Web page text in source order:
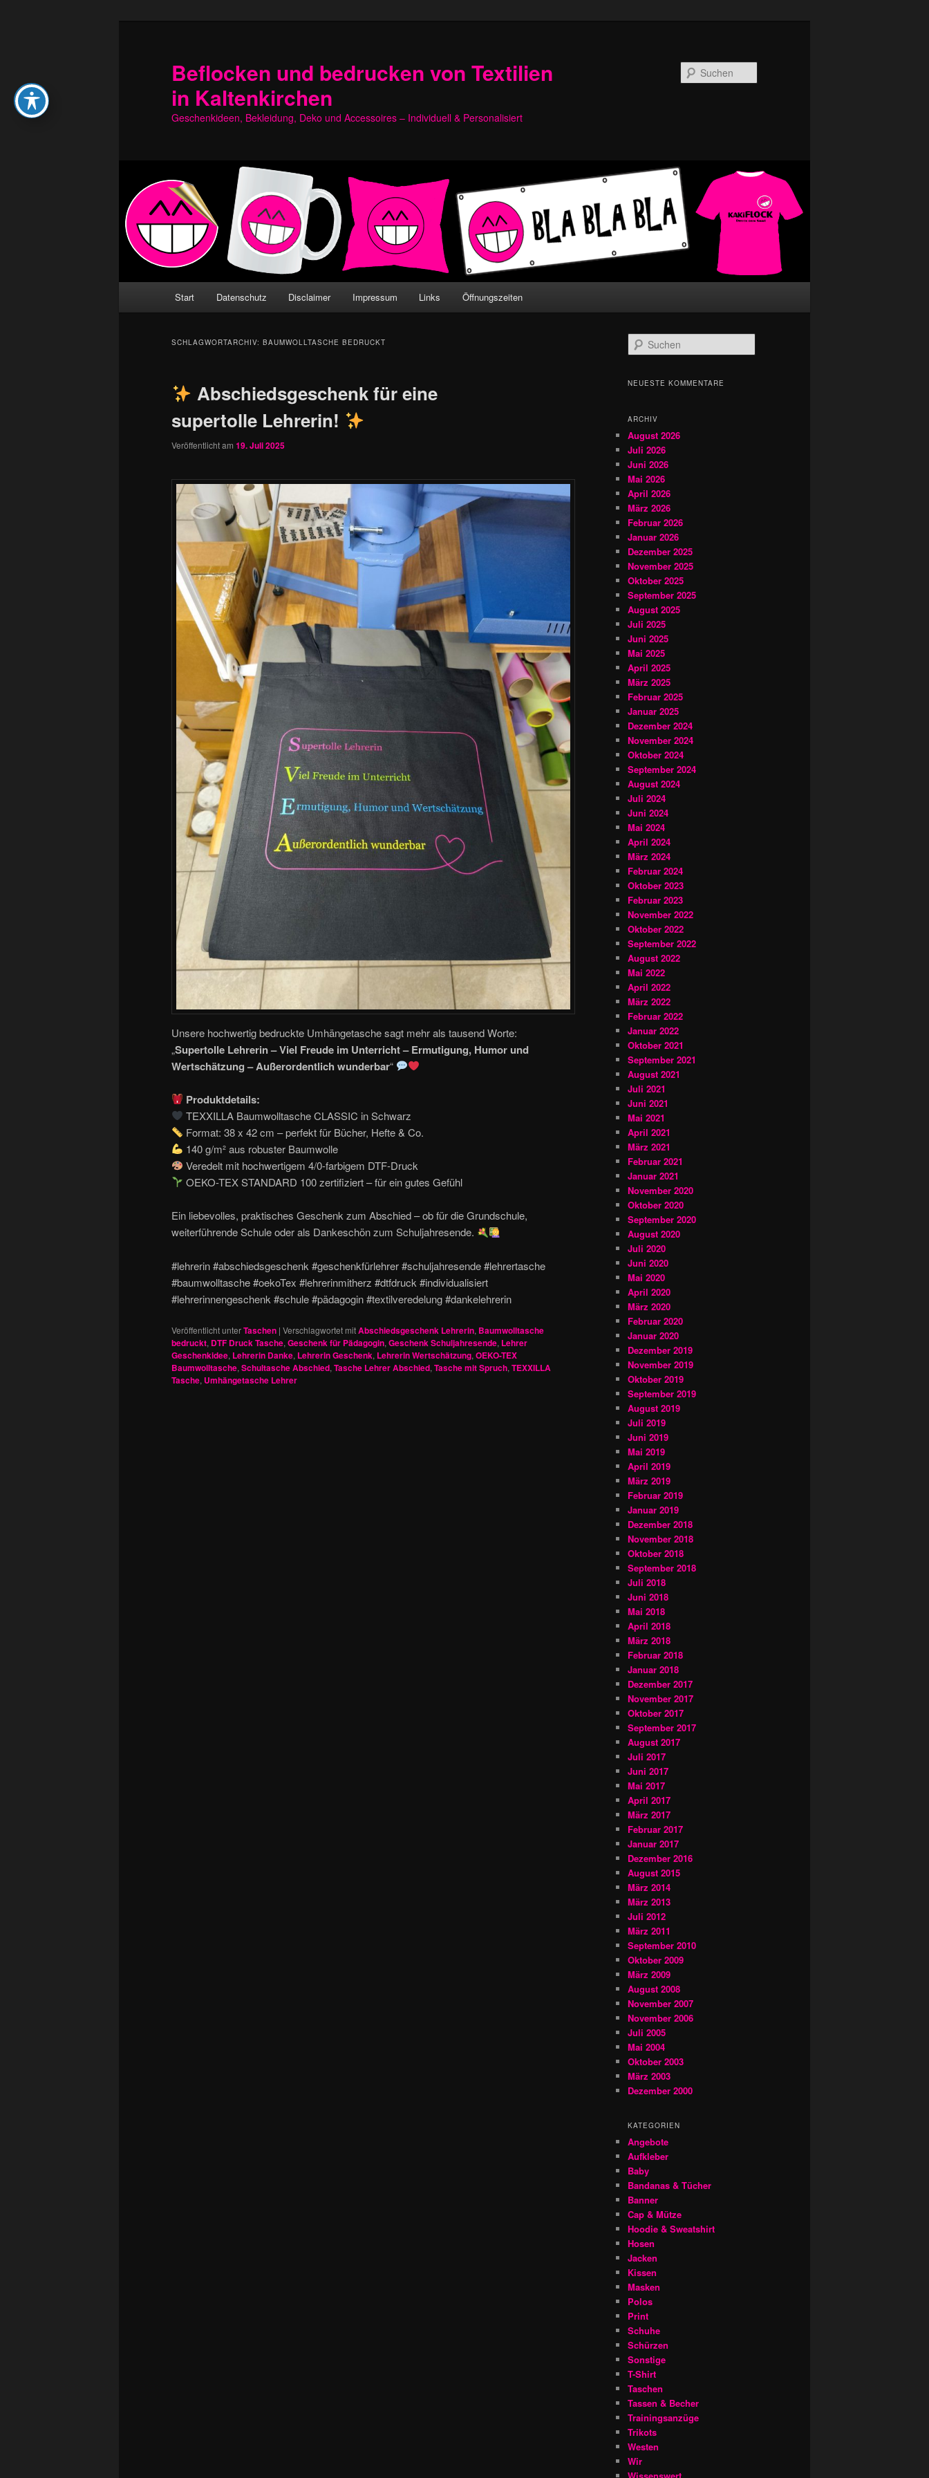
Beflocken und bedrucken von Textilien
in Kaltenkirchen
Geschenkideen, Bekleidung, Deko und Accessoires – Individuell & Personalisiert
Start Datenschutz Disclaimer Impressum Links Öffnungszeiten
SCHLAGWORTARCHIV: BAUMWOLLTASCHE BEDRUCKT
Abschiedsgeschenk für eine
supertolle Lehrerin!
Veröffentlicht am 19. Juli 2025
Unsere hochwertig bedruckte Umhängetasche sagt mehr als tausend Worte:
„Supertolle Lehrerin – Viel Freude im Unterricht – Ermutigung, Humor und
Wertschätzung – Außerordentlich wunderbar“
Produktdetails:
TEXXILLA Baumwolltasche CLASSIC in Schwarz
Format: 38 x 42 cm – perfekt für Bücher, Hefte & Co.
140 g/m² aus robuster Baumwolle
Veredelt mit hochwertigem 4/0-farbigem DTF-Druck
OEKO-TEX STANDARD 100 zertifiziert – für ein gutes Gefühl
Ein liebevolles, praktisches Geschenk zum Abschied – ob für die Grundschule,
weiterführende Schule oder als Dankeschön zum Schuljahresende.
#lehrerin #abschiedsgeschenk #geschenkfürlehrer #schuljahresende #lehrertasche
#baumwolltasche #oekoTex #lehrerinmitherz #dtfdruck #individualisiert
#lehrerinnengeschenk #schule #pädagogin #textilveredelung #dankelehrerin
Veröffentlicht unterTaschen | Verschlagwortet mitAbschiedsgeschenk Lehrerin, Baumwolltasche
bedruckt, DTF Druck Tasche, Geschenk für Pädagogin, Geschenk Schuljahresende, Lehrer
Geschenkidee, Lehrerin Danke, Lehrerin Geschenk, Lehrerin Wertschätzung, OEKO-TEX
Baumwolltasche, Schultasche Abschied, Tasche Lehrer Abschied, Tasche mit Spruch, TEXXILLA
Tasche, Umhängetasche Lehrer
u
h
NEUESTE KOMMENTARE
ARCHIV
August 2026
Juli 2026
Juni 2026
Mai 2026
April 2026
März 2026
Februar 2026
Januar 2026
Dezember 2025
November 2025
Oktober 2025
September 2025
August 2025
Juli 2025
Juni 2025
Mai 2025
April 2025
März 2025
Februar 2025
Januar 2025
Dezember 2024
November 2024
Oktober 2024
September 2024
August 2024
Juli 2024
Juni 2024
Mai 2024
April 2024
März 2024
Februar 2024
Oktober 2023
Februar 2023
November 2022
Oktober 2022
September 2022
August 2022
Mai 2022
April 2022
März 2022
Februar 2022
Januar 2022
Oktober 2021
September 2021
August 2021
Juli 2021
Juni 2021
Mai 2021
April 2021
März 2021
Februar 2021
Januar 2021
November 2020
Oktober 2020
September 2020
August 2020
Juli 2020
Juni 2020
Mai 2020
April 2020
März 2020
Februar 2020
Januar 2020
Dezember 2019
November 2019
Oktober 2019
September 2019
August 2019
Juli 2019
Juni 2019
Mai 2019
April 2019
März 2019
Februar 2019
Januar 2019
Dezember 2018
November 2018
Oktober 2018
September 2018
Juli 2018
Juni 2018
Mai 2018
April 2018
März 2018
Februar 2018
Januar 2018
Dezember 2017
November 2017
Oktober 2017
September 2017
August 2017
Juli 2017
Juni 2017
Mai 2017
April 2017
März 2017
Februar 2017
Januar 2017
Dezember 2016
August 2015
März 2014
März 2013
Juli 2012
März 2011
September 2010
Oktober 2009
März 2009
August 2008
November 2007
November 2006
Juli 2005
Mai 2004
Oktober 2003
März 2003
Dezember 2000
KATEGORIEN
Angebote
Aufkleber
Baby
Bandanas & Tücher
Banner
Cap & Mütze
Hoodie & Sweatshirt
Hosen
Jacken
Kissen
Masken
Polos
Print
Schuhe
Schürzen
Sonstige
T-Shirt
Taschen
Tassen & Becher
Trainingsanzüge
Trikots
Westen
Wir
Wissenswert